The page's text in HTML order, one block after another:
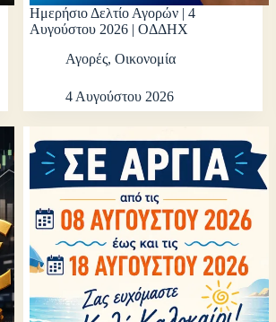
Ημερήσιο Δελτίο Αγορών | 4
Αυγούστου 2026 | ΟΔΔΗΧ
Αγορές, Οικονομία
4 Αυγούστου 2026